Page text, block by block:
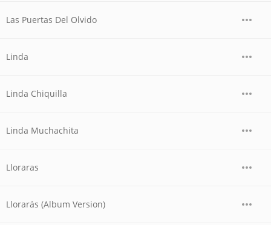
Las Puertas Del Olvido
Linda
Linda Chiquilla
Linda Muchachita
Lloraras
Llorarás (Album Version)